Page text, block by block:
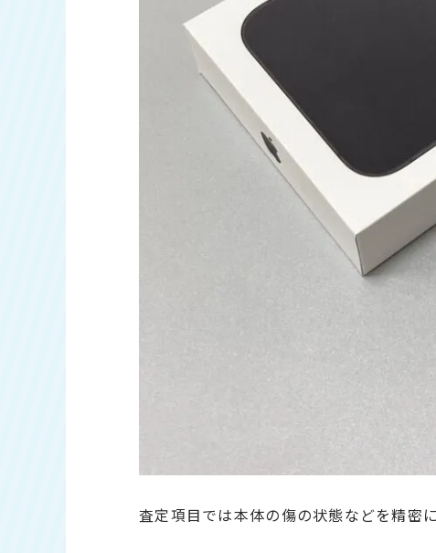
査定項目では本体の傷の状態などを精密